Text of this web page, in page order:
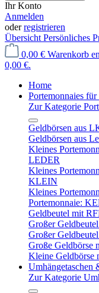
Ihr Konto
Anmelden
oderregistrieren
Übersicht Persönliches
0,00 € Warenkorb
0,00 €.
Home
Portemonnaies für
Zur Kategorie
Geldbörsen aus
Geldbörsen aus
Kleines
LEDER
Kleines
KLEIN
Kleines
Portemonnaie:
Geldbeutel mit
Großer
Großer
Große Geldbörse
Kleine Geldbörse
Umhängetaschen
Zur Kategorie